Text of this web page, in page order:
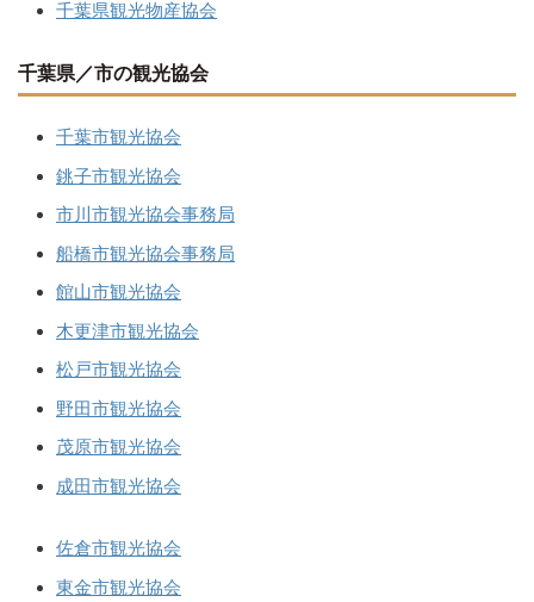
千葉県観光物産協会
千葉県／市の観光協会
千葉市観光協会
銚子市観光協会
市川市観光協会事務局
船橋市観光協会事務局
館山市観光協会
木更津市観光協会
松戸市観光協会
野田市観光協会
茂原市観光協会
成田市観光協会
佐倉市観光協会
東金市観光協会